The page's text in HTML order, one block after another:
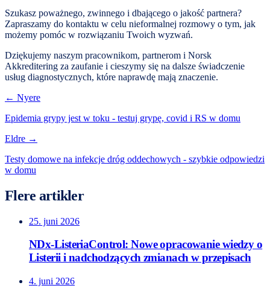
Szukasz poważnego, zwinnego i dbającego o jakość partnera?
Zapraszamy do kontaktu w celu nieformalnej rozmowy o tym, jak
możemy pomóc w rozwiązaniu Twoich wyzwań.
Dziękujemy naszym pracownikom, partnerom i Norsk
Akkreditering za zaufanie i cieszymy się na dalsze świadczenie
usług diagnostycznych, które naprawdę mają znaczenie.
← Nyere
Epidemia grypy jest w toku - testuj grypę, covid i RS w domu
Eldre →
Testy domowe na infekcje dróg oddechowych - szybkie odpowiedzi
w domu
Flere artikler
25. juni 2026
NDx-ListeriaControl: Nowe opracowanie wiedzy o
Listerii i nadchodzących zmianach w przepisach
4. juni 2026